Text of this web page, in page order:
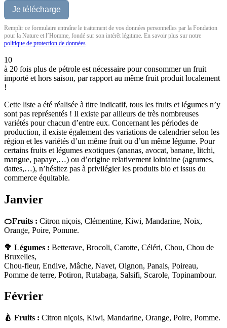
Remplir ce formulaire entraîne le traitement de vos données personnelles par la Fondation
pour la Nature et l’Homme, fondé sur son intérêt légitime. En savoir plus sur notre
politique de protection de données
10
à 20 fois plus de pétrole est nécessaire pour consommer un fruit
importé et hors saison, par rapport au même fruit produit localement
!
Cette liste a été réalisée à titre indicatif, tous les fruits et légumes n’y
sont pas représentés ! Il existe par ailleurs de très nombreuses
variétés pour chacun d’entre eux. Concernant les périodes de
production, il existe également des variations de calendrier selon les
région et les variétés d’un même fruit ou d’un même légume. Pour
certains fruits et légumes exotiques (ananas, avocat, banane, litchi,
mangue, papaye,…) ou d’origine relativement lointaine (agrumes,
dattes,…), n’hésitez pas à privilégier les produits bio et issus du
commerce équitable.
Janvier
🍊Fruits : Citron niçois, Clémentine, Kiwi, Mandarine, Noix,
Orange, Poire, Pomme.
🥦 Légumes : Betterave, Brocoli, Carotte, Céléri, Chou, Chou de
Bruxelles,
Chou-fleur, Endive, Mâche, Navet, Oignon, Panais, Poireau,
Pomme de terre, Potiron, Rutabaga, Salsifi, Scarole, Topinambour.
Février
🍐 Fruits : Citron niçois, Kiwi, Mandarine, Orange, Poire, Pomme.